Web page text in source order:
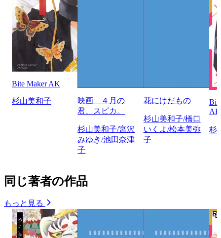
Bite Maker AK
杉山美和子
映画 ４月の
君、スピカ。
杉山美和子/宮沢
みゆき/池田奈津
子
花にけだもの
杉山美和子/橋口
いくよ/松本美弥
子
杉
同じ著者の作品
もっと見る